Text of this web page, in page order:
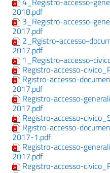
2018.pdf
3_Registro-accesso-
2017.pdf
2_Rgistro-accesso-
2017.pdf
1_Registro-accesso-
Registro-accesso-
Rgistro-accesso-
2017.pdf
Registro-accesso-
2017.pdf
Registro-accesso-
Rgistro-accesso-
2017-1.pdf
Registro-accesso-
2017.pdf
Registro-accesso-